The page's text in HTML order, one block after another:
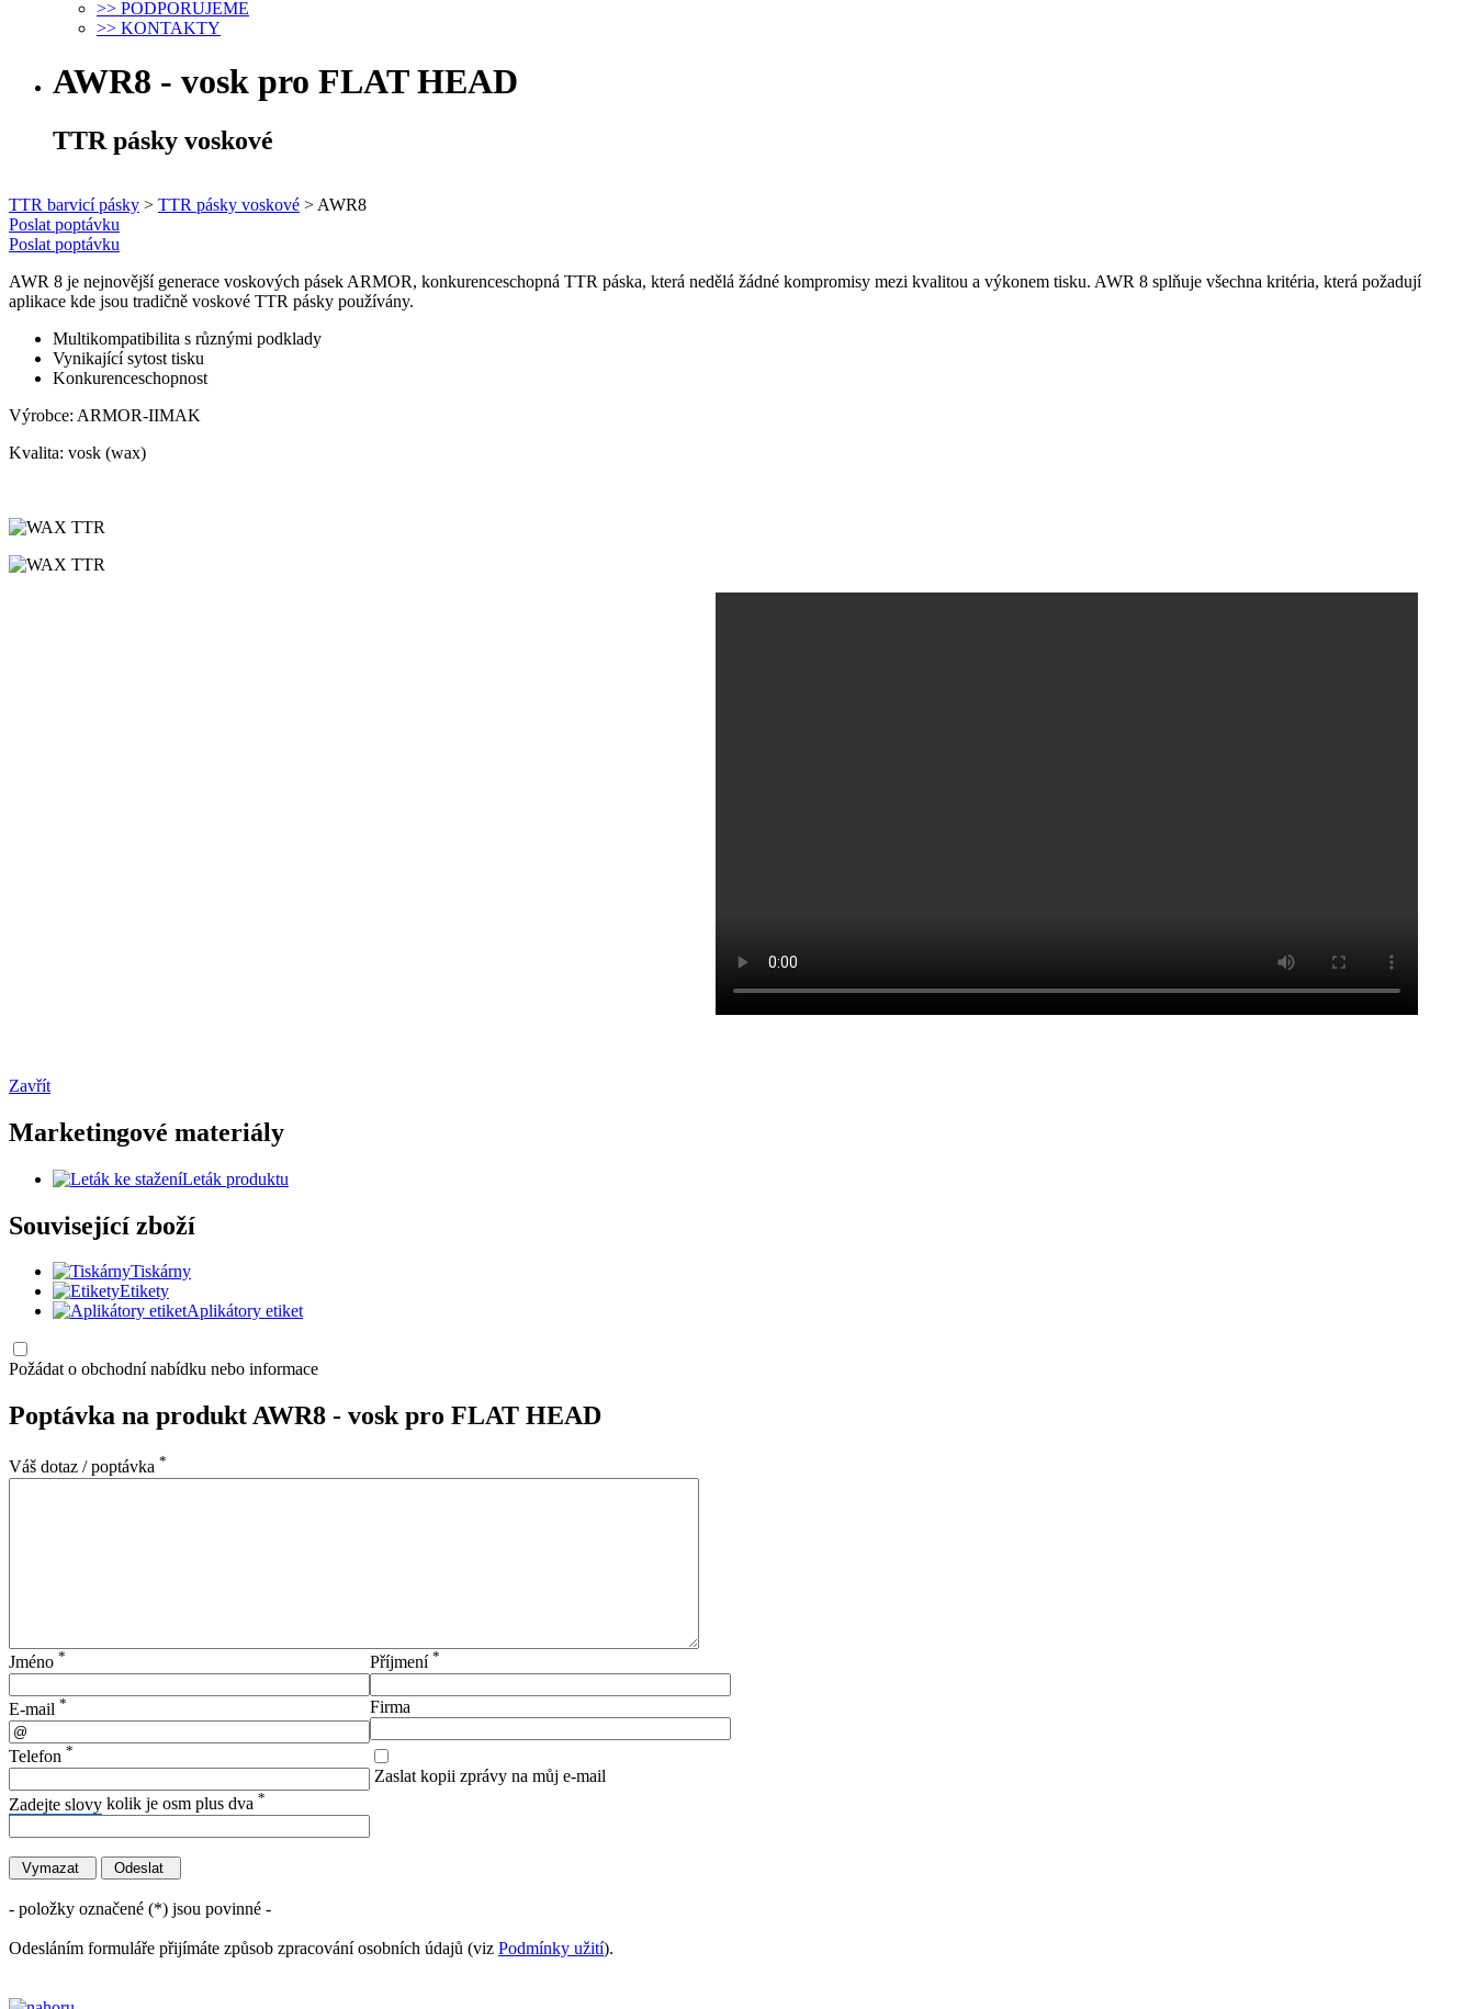
>> PODPORUJEME
>> KONTAKTY
AWR8 - vosk pro FLAT HEAD
TTR pásky voskové
TTR barvicí pásky > TTR pásky voskové > AWR8
Poslat poptávku
Poslat poptávku
AWR 8 je nejnovější generace voskových pásek ARMOR, konkurenceschopná TTR páska, která nedělá žádné kompromisy mezi kvalitou a výkonem tisku. AWR 8 splňuje všechna kritéria, která požadují
aplikace kde jsou tradičně voskové TTR pásky používány.
Multikompatibilita s různými podklady
Vynikající sytost tisku
Konkurenceschopnost
Výrobce: ARMOR-IIMAK
Kvalita: vosk (wax)
Zavřít
Marketingové materiály
Leták produktu
Související zboží
Tiskárny
Etikety
Aplikátory etiket
Požádat o obchodní nabídku nebo informace
Poptávka na produkt AWR8 - vosk pro FLAT HEAD
Váš dotaz / poptávka *
Jméno * Příjmení *
E-mail * Firma
Telefon *
Zaslat kopii zprávy na můj e‑mail
Zadejte slovy kolik je osm plus dva *
- položky označené (*) jsou povinné -
Odesláním formuláře přijímáte způsob zpracování osobních údajů (viz Podmínky užití).